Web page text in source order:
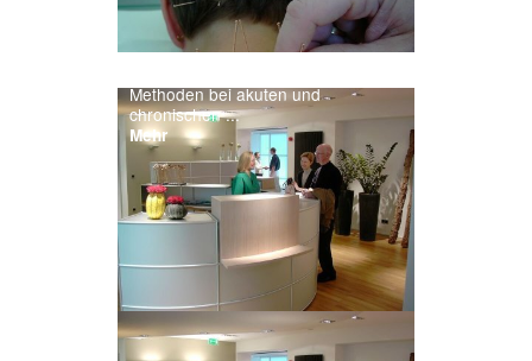
Methoden bei akuten und
chronischen ...
Mehr